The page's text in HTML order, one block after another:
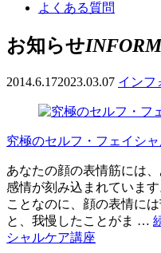
よくある質問
お知らせ
2014.6.172023.03.07 インフ
究極のセルフ・フェイシ
あなたの顔の表情筋には
感情が刻み込まれていま
ことなのに、顔の表情に
と、我慢したことがま …
シャルケア講座